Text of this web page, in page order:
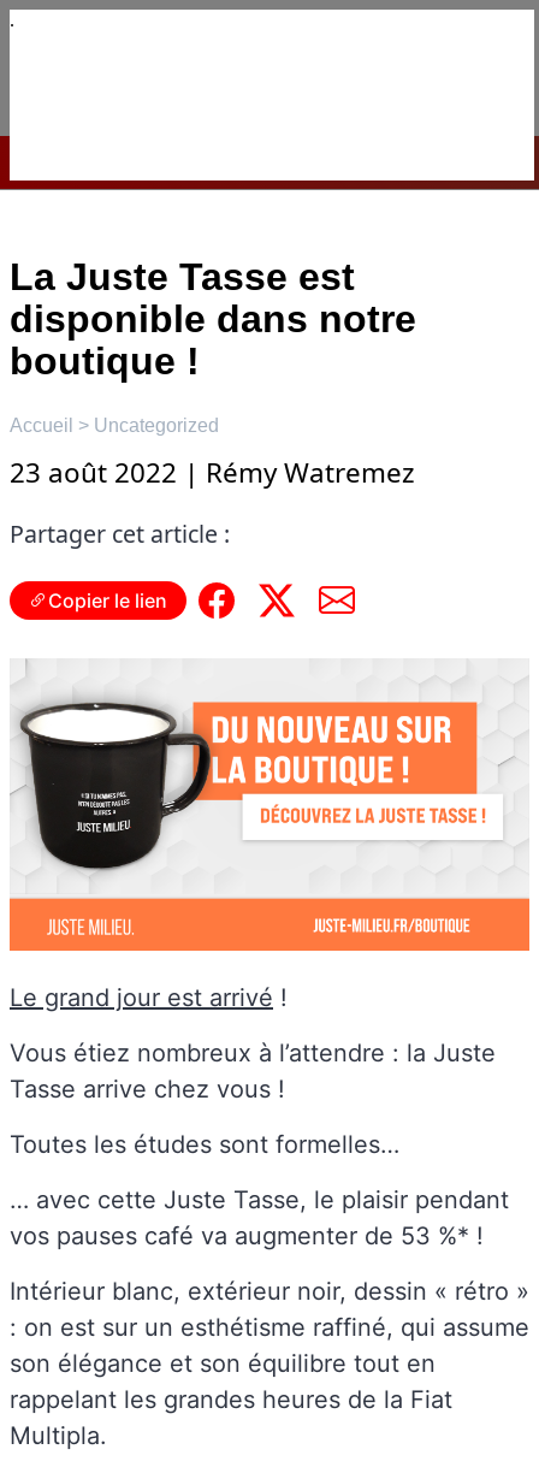
Aller
Menu
La Juste Tasse est
disponible dans notre
boutique !
Accueil > Uncategorized
23 août 2022 | Rémy Watremez
Partager cet article :
Copier le lien
Le grand jour est arrivé !
Vous étiez nombreux à l’attendre : la Juste
Tasse arrive chez vous !
Toutes les études sont formelles…
… avec cette Juste Tasse, le plaisir pendant
vos pauses café va augmenter de 53 %* !
Intérieur blanc, extérieur noir, dessin « rétro »
: on est sur un esthétisme raffiné, qui assume
son élégance et son équilibre tout en
rappelant les grandes heures de la Fiat
Multipla.